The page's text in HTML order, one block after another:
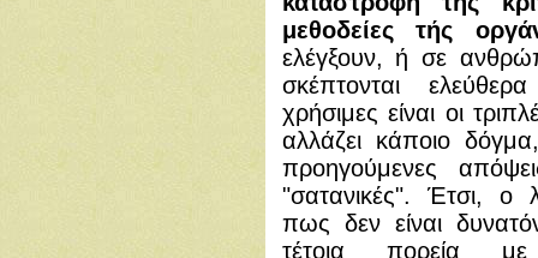
μεθοδείες τής
ελέγξουν, ή σε
σκέπτονται
χρήσιμες είναι οι
αλλάζει κάποιο
προηγούμενες
"σατανικές". Έτσι, ο
πως δεν είναι
τέτοια πορεία